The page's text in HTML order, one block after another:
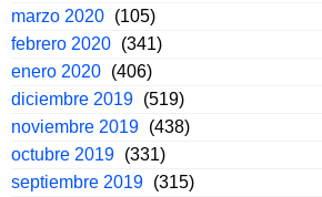
marzo 2020 (105)
febrero 2020 (341)
enero 2020 (406)
diciembre 2019 (519)
noviembre 2019 (438)
octubre 2019 (331)
septiembre 2019 (315)